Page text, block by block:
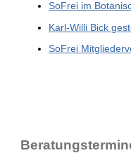
SoFrei im
Karl-Wil­li Bick
SoFrei